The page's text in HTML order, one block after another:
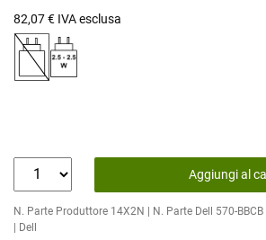
82,07 € IVA esclusa
Aggiungi al
N. Parte Produttore 14X2N | N. Parte Dell 570-
| Dell